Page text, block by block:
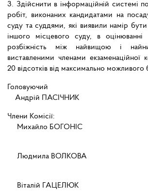
3. Здійснити в інформаційній системі
робіт, виконаних кандидатами на
суду та суддями, які виявили намір
іншого місцевого суду, в оцінюванні
розбіжність між найвищою і
виставленими членами екзаменаційної
20 відсотків від максимально можливого
Андрій ПАСІЧНИК
Члени
Михайло БОГОНІС
Людмила ВОЛКОВА
Віталій ГАЦЕЛЮК